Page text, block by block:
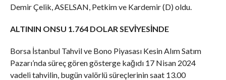
Demir Çelik, ASELSAN, Petkim ve Kardemir (D) oldu.
ALTININ ONSU 1.764 DOLAR SEVİYESİNDE
Borsa İstanbul Tahvil ve Bono Piyasası Kesin Alım Satım
Pazarı’nda süreç gören gösterge kağıdı 17 Nisan 2024
vadeli tahvilin, bugün valörlü süreçlerinin saat 13.00